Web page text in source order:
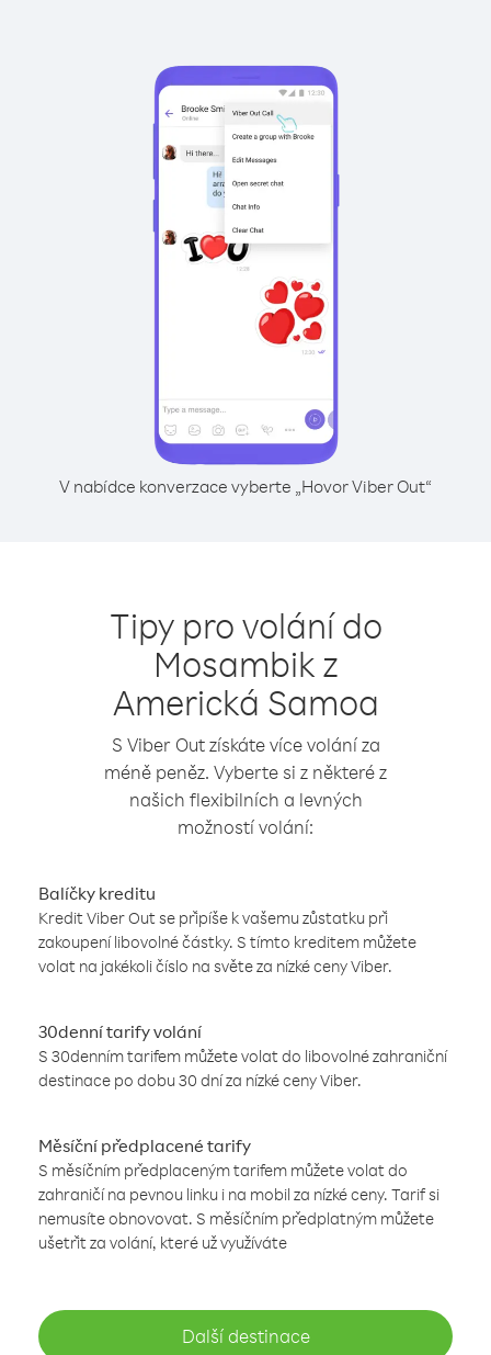
V nabídce konverzace vyberte „Hovor Viber Out“
Tipy pro volání do
Mosambik z
Americká Samoa
S Viber Out získáte více volání za
méně peněz. Vyberte si z některé z
našich flexibilních a levných
možností volání:
Balíčky kreditu
Kredit Viber Out se připíše k vašemu zůstatku při
zakoupení libovolné částky. S tímto kreditem můžete
volat na jakékoli číslo na světe za nízké ceny Viber.
30denní tarify volání
S 30denním tarifem můžete volat do libovolné zahraniční
destinace po dobu 30 dní za nízké ceny Viber.
Měsíční předplacené tarify
S měsíčním předplaceným tarifem můžete volat do
zahraničí na pevnou linku i na mobil za nízké ceny. Tarif si
nemusíte obnovovat. S měsíčním předplatným můžete
ušetřit za volání, které už využíváte
Další destinace